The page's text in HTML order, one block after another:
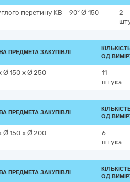
перетину КВ – 90° Ø 150
2
ПРЕДМЕТА ЗАКУПІВЛІ
Ø 150 х Ø 250
11
штука
ПРЕДМЕТА ЗАКУПІВЛІ
Ø 150 х Ø 200
6
штука
ПРЕДМЕТА ЗАКУПІВЛІ